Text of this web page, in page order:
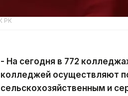
РК
- На сегодня в 772
колледжей осуществляют
сельскохозяйственным и